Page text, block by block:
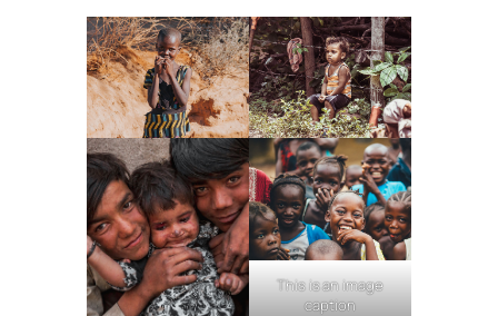
This is an image
caption